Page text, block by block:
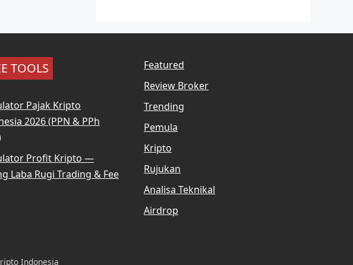
TOOLS
Pajak Kripto
2026 (PPN & PPh
Profit Kripto —
Laba Rugi Trading & Fee
Featured
Review Broker
Trending
Pemula
Kripto
Rujukan
Analisa Teknikal
Airdrop
Indonesia